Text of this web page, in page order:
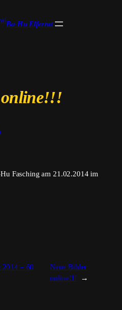
Ba-Hu Elferrat
online!!!
Fasching am 21.02.2014 im
2014 – 60
Neue Bilder
online!!!
→